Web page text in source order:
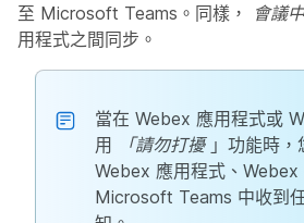
至 Microsoft Teams。同樣，
會議中
用程式之間同步。
當在 Webex 應用程式或
用
「請勿打擾」功能時，
Webex 應用程式、Webex
Microsoft Teams 中收到